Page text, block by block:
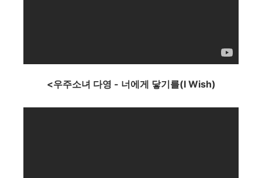
<우주소녀 다영 - 너에게 닿기를(I Wish)